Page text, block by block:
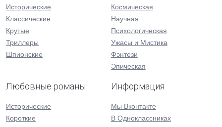
Исторические
Классические
Крутые
Триллеры
Шпионские
Космическая
Научная
Психологическая
Ужасы и Мистика
Фэнтези
Эпическая
Любовные романы
Исторические
Короткие
Информация
Мы Вконтакте
В Одноклассниках